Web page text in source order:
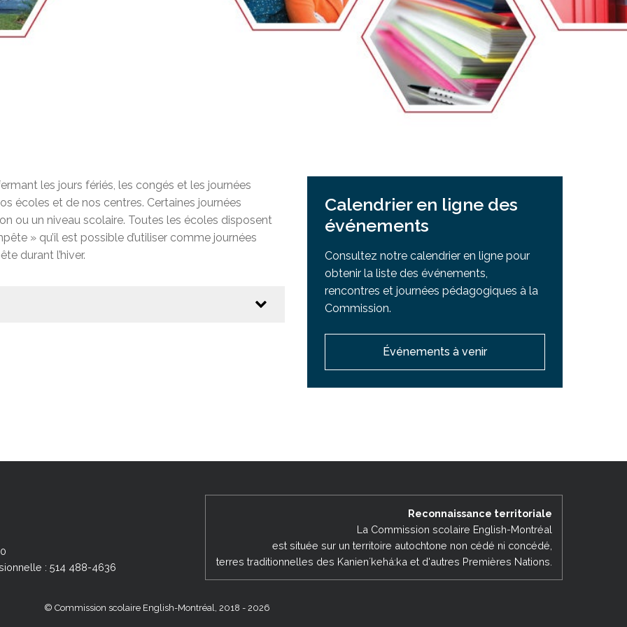
du conseil
adultes à besoins particuliers
(PS)
socioprofessionnelle (SISP)
en éducation générale (GEDTS)
doués et exceptionnels
ligne à la CSEM
Salle à manger de l’institut culinaire Pius
Coiffure et soins esthétiques à Laurier
les jours fériés, les congés et les journées
écoles et de nos centres. Certaines journées
ou un niveau scolaire. Toutes les écoles disposent
» qu’il est possible d’utiliser comme journées
durant l’hiver.
Calendrier en ligne des
événements
Consultez notre calendrier en ligne pour
obtenir la liste des événements,
rencontres et journées pédagogiques à la
Commission.
Événements à venir
: 514 488-4636
Reconnaissance territoriale
La Commission scolaire English-Montréal
est située sur un territoire autochtone non cédé ni concédé,
terres traditionnelles des Kanienʼkehá:ka et d'autres Premières Nations.
© Commission scolaire English-Montréal, 2018 - 2026